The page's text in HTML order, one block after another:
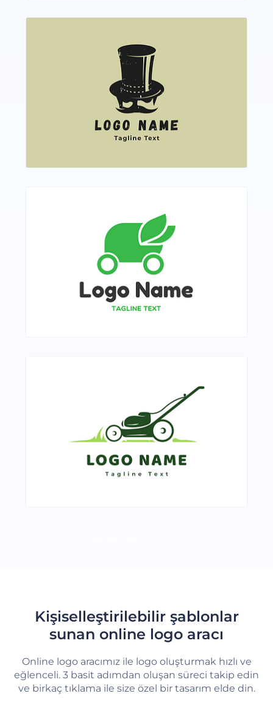
Kişiselleştirilebilir şablonlar
sunan online logo aracı
Online logo aracımız ile logo oluşturmak hızlı ve
eğlenceli. 3 basit adımdan oluşan süreci takip edin
ve birkaç tıklama ile size özel bir tasarım elde din.